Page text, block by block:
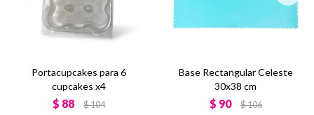
Portacupcakes para 6
cupcakes x4
$ 88 $104
Base Rectangular Celeste
30x38 cm
$ 90 $106